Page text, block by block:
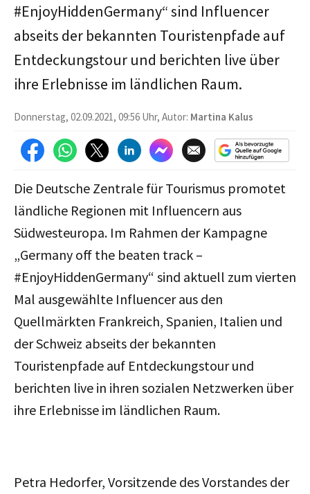
#EnjoyHiddenGermany“ sind Influencer
abseits der bekannten Touristenpfade auf
Entdeckungstour und berichten live über
ihre Erlebnisse im ländlichen Raum.
Donnerstag, 02.09.2021, 09:56 Uhr, Autor: Martina Kalus
Die Deutsche Zentrale für Tourismus promotet
ländliche Regionen mit Influencern aus
Südwesteuropa. Im Rahmen der Kampagne
„Germany off the beaten track –
#EnjoyHiddenGermany“ sind aktuell zum vierten
Mal ausgewählte Influencer aus den
Quellmärkten Frankreich, Spanien, Italien und
der Schweiz abseits der bekannten
Touristenpfade auf Entdeckungstour und
berichten live in ihren sozialen Netzwerken über
ihre Erlebnisse im ländlichen Raum.
Petra Hedorfer, Vorsitzende des Vorstandes der